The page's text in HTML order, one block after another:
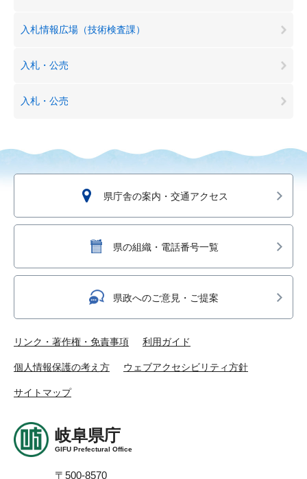
入札情報広場（技術検査課）
入札・公売
入札・公売
県庁舎の案内・交通アクセス
県の組織・電話番号一覧
県政へのご意見・ご提案
リンク・著作権・免責事項 利用ガイド
個人情報保護の考え方 ウェブアクセシビリティ方針
サイトマップ
岐阜県庁
GIFU Prefectural Office
〒500-8570